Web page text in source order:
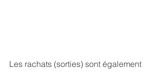
Les rachats (sorties) sont également